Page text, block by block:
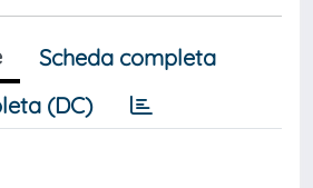
Scheda completa
(DC)